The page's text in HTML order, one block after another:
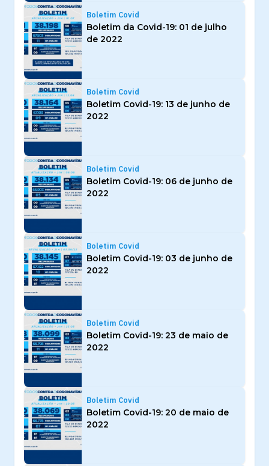
Boletim Covid
Boletim da Covid-19: 01 de julho
de 2022
Boletim Covid
Boletim Covid-19: 13 de junho de
2022
Boletim Covid
Boletim Covid-19: 06 de junho de
2022
Boletim Covid
Boletim Covid-19: 03 de junho de
2022
Boletim Covid
Boletim Covid-19: 23 de maio de
2022
Boletim Covid
Boletim Covid-19: 20 de maio de
2022